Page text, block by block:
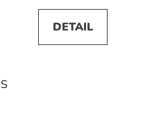
DETAIL
S